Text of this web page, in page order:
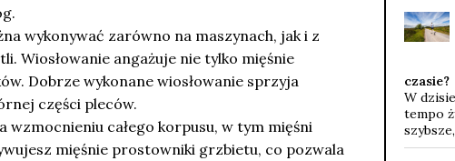
wykonywać zarówno na maszynach, jak i z
Wiosłowanie angażuje nie tylko mięśnie
Dobrze wykonane wiosłowanie sprzyja
części pleców.
wzmocnieniu całego korpusu, w tym mięśni
mięśnie prostowniki grzbietu, co pozwala
czasie?
W
tempo